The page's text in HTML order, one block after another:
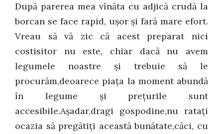
După parerea mea vînăta cu adjică crudă la
borcan se face rapid, uşor şi fară mare efort.
Vreau să vă zic că acest preparat nici
costisitor nu este, chiar dacă nu avem
legumele noastre şi trebuie să le
procurăm,deoarece piaţa la moment abundă
în legume şi preţurile sunt
accesibile.Aşadar,dragi gospodine,nu rataţi
ocazia să pregătiţi această bunătate,căci, cu